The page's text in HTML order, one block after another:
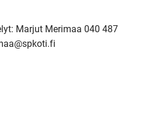
Marjut Merimaa 040 487